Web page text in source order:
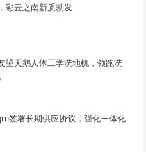
彩云之南新质勃发
望天鹅人体工学洗地机，领跑洗
签署长期供应协议，强化一体化